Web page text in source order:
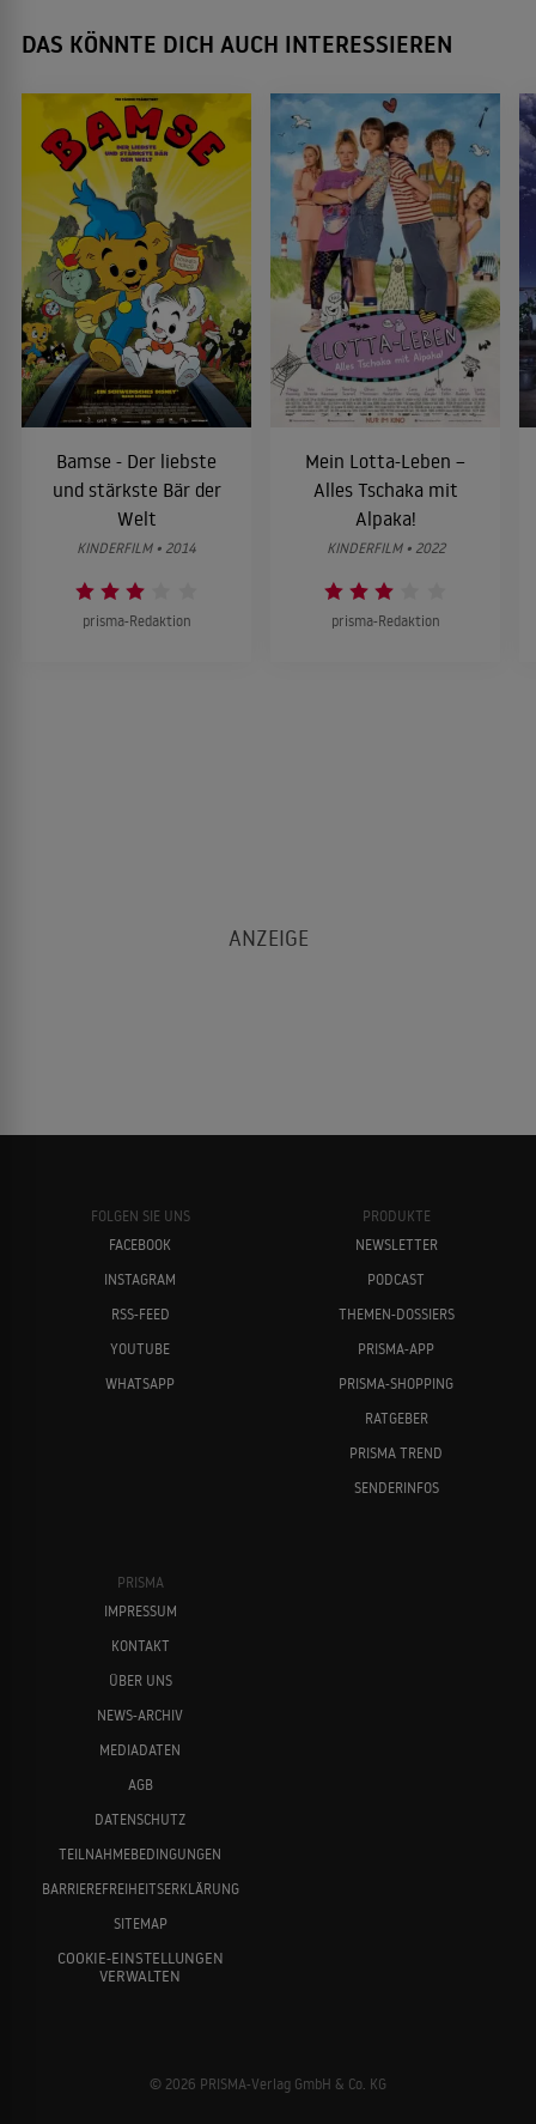
DAS KÖNNTE DICH AUCH INTERESSIEREN
Bamse - Der liebste
und stärkste Bär der
Welt
KINDERFILM • 2014
prisma-Redaktion
Mein Lotta-Leben –
Alles Tschaka mit
Alpaka!
KINDERFILM • 2022
prisma-Redaktion
FOLGEN SIE UNS
FACEBOOK
INSTAGRAM
RSS-FEED
YOUTUBE
WHATSAPP
PRODUKTE
NEWSLETTER
PODCAST
THEMEN-DOSSIERS
PRISMA-APP
PRISMA-SHOPPING
RATGEBER
PRISMA TREND
SENDERINFOS
PRISMA
IMPRESSUM
KONTAKT
ÜBER UNS
NEWS-ARCHIV
MEDIADATEN
AGB
DATENSCHUTZ
TEILNAHMEBEDINGUNGEN
BARRIEREFREIHEITSERKLÄRUNG
SITEMAP
COOKIE-EINSTELLUNGEN
VERWALTEN
© 2026 PRISMA-Verlag GmbH & Co. KG